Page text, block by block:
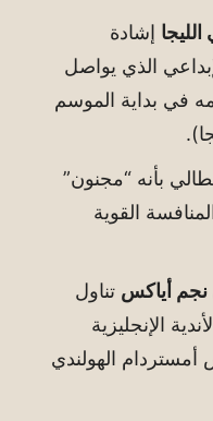
إشادة
الذي يواصل
في بداية الموسم
بأنه “مجنون”
القوية
نجم أياكس تناول
الإنجليزية
أمستردام الهولندي